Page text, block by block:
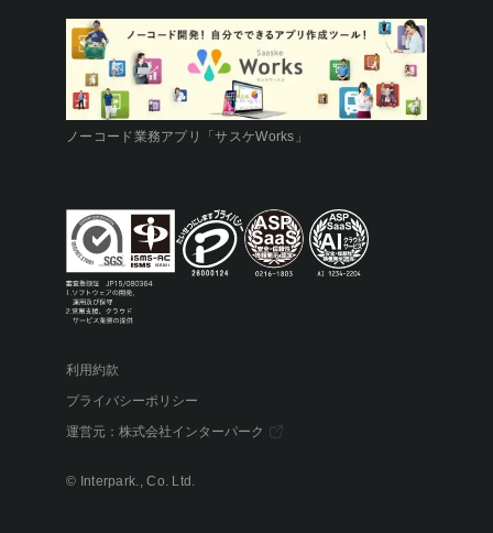
ノーコード業務アプリ「サスケWorks」
利用約款
プライバシーポリシー
運営元： 株式会社インターパーク
© Interpark., Co. Ltd.